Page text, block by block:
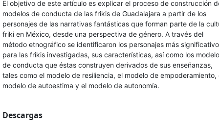
El objetivo de este artículo es explicar el proceso de construcción
modelos de conducta de las frikis de Guadalajara a partir de los
personajes de las narrativas fantásticas que forman parte de la
friki en México, desde una perspectiva de género. A través del
método etnográfico se identificaron los personajes más
para las frikis investigadas, sus características, así como los
de conducta que éstas construyen derivados de sus enseñanzas,
tales como el modelo de resiliencia, el modelo de empoderamiento,
modelo de autoestima y el modelo de autonomía.
Descargas